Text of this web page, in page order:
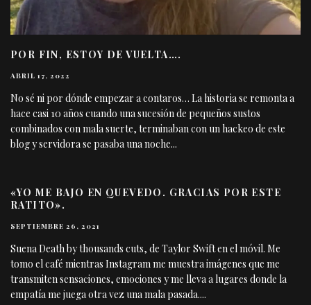
POR FIN, ESTOY DE VUELTA….
ABRIL 17, 2022
No sé ni por dónde empezar a contaros… La historia se remonta a
hace casi 10 años cuando una sucesión de pequeños sustos
combinados con mala suerte, terminaban con un hackeo de este
blog y servidora se pasaba una noche...
«YO ME BAJO EN QUEVEDO. GRACIAS POR ESTE
RATITO».
SEPTIEMBRE 26, 2021
Suena Death by thousands cuts, de Taylor Swift en el móvil. Me
tomo el café mientras Instagram me muestra imágenes que me
transmiten sensaciones, emociones y me lleva a lugares donde la
empatía me juega otra vez una mala pasada....